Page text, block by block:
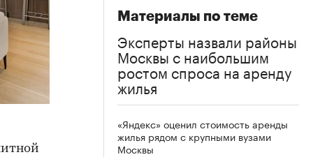
Материалы по теме
Эксперты назвали районы
Москвы с наибольшим
ростом спроса на аренду
жилья
«Яндекс» оценил стоимость аренды
жилья рядом с крупными вузами
Москвы